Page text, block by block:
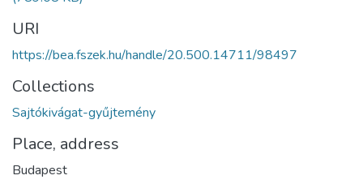
URI
https://bea.fszek.hu/handle/20.500.14711/98497
Collections
Sajtókivágat-gyűjtemény
Place, address
Budapest